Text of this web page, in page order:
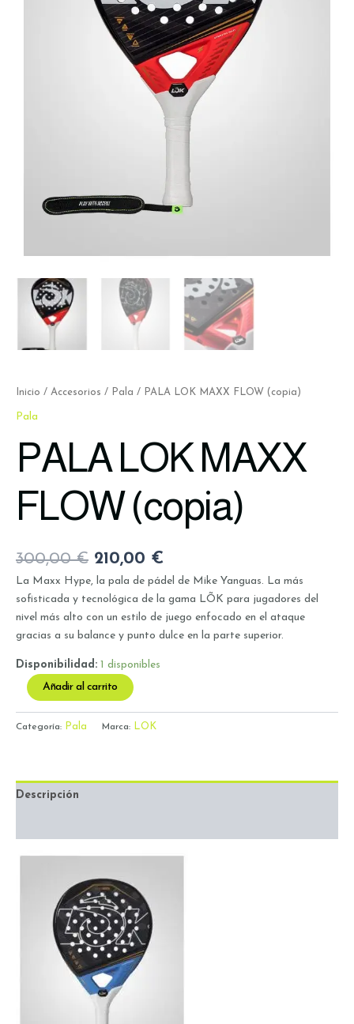
Inicio / Accesorios / Pala / PALA LOK MAXX FLOW (copia)
Pala
PALA LOK MAXX
FLOW (copia)
300,00€ 210,00 €
La Maxx Hype, la pala de pádel de Mike Yanguas. La más
sofisticada y tecnológica de la gama LÕK para jugadores del
nivel más alto con un estilo de juego enfocado en el ataque
gracias a su balance y punto dulce en la parte superior.
Disponibilidad: 1 disponibles
Añadir al carrito
Categoría: Pala Marca: LOK
Descripción